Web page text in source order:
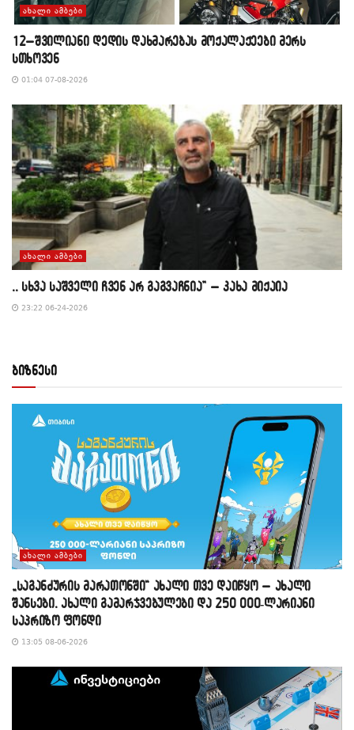
ᲐᲮᲐᲚᲘ ᲐᲛᲑᲔᲑᲘ
12–შვილიანი დედის დახმარებას მოქალაქეები მერს
სთხოვენ
01:04 07-08-2026
ᲐᲮᲐᲚᲘ ᲐᲛᲑᲔᲑᲘ
,, სხვა საშველი ჩვენ არ გაგვაჩნია” – კახა მიქაია
23:22 06-24-2026
ბიზნესი
ᲐᲮᲐᲚᲘ ᲐᲛᲑᲔᲑᲘ
„საგანძურის მარათონში“ ახალი თვე დაიწყო – ახალი
შანსები, ახალი გამარჯვებულები და 250 000-ლარიანი
საპრიზო ფონდი
13:05 08-06-2026